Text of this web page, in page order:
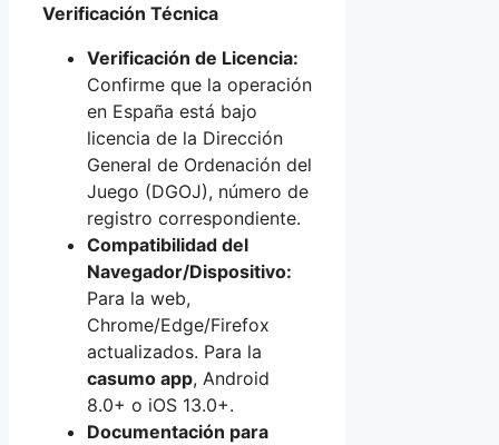
Verificación Técnica
Verificación de Licencia:
Confirme que la operación
en España está bajo
licencia de la Dirección
General de Ordenación del
Juego (DGOJ), número de
registro correspondiente.
Compatibilidad del
Navegador/Dispositivo:
Para la web,
Chrome/Edge/Firefox
actualizados. Para la
casumo app, Android
8.0+ o iOS 13.0+.
Documentación para